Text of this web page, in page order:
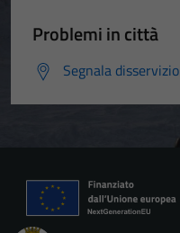
Problemi in città
Segnala disservizio